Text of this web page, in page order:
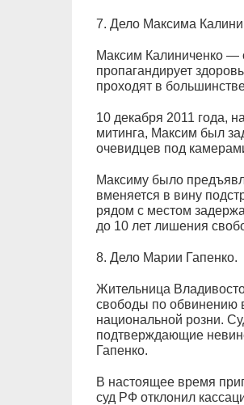
7. Дело Максима
Максим Калиниченко —
пропагандирует
проходят в
10 декабря 2011 года,
митинга, Максим был
очевидцев под
Максиму было
вменяется в вину
рядом с местом
до 10 лет лишения
8. Дело Марии Гапенко.
Жительница
свободы по обвинению
национальной розни.
подтверждающие
Гапенко.
В настоящее время
суд РФ отклонил